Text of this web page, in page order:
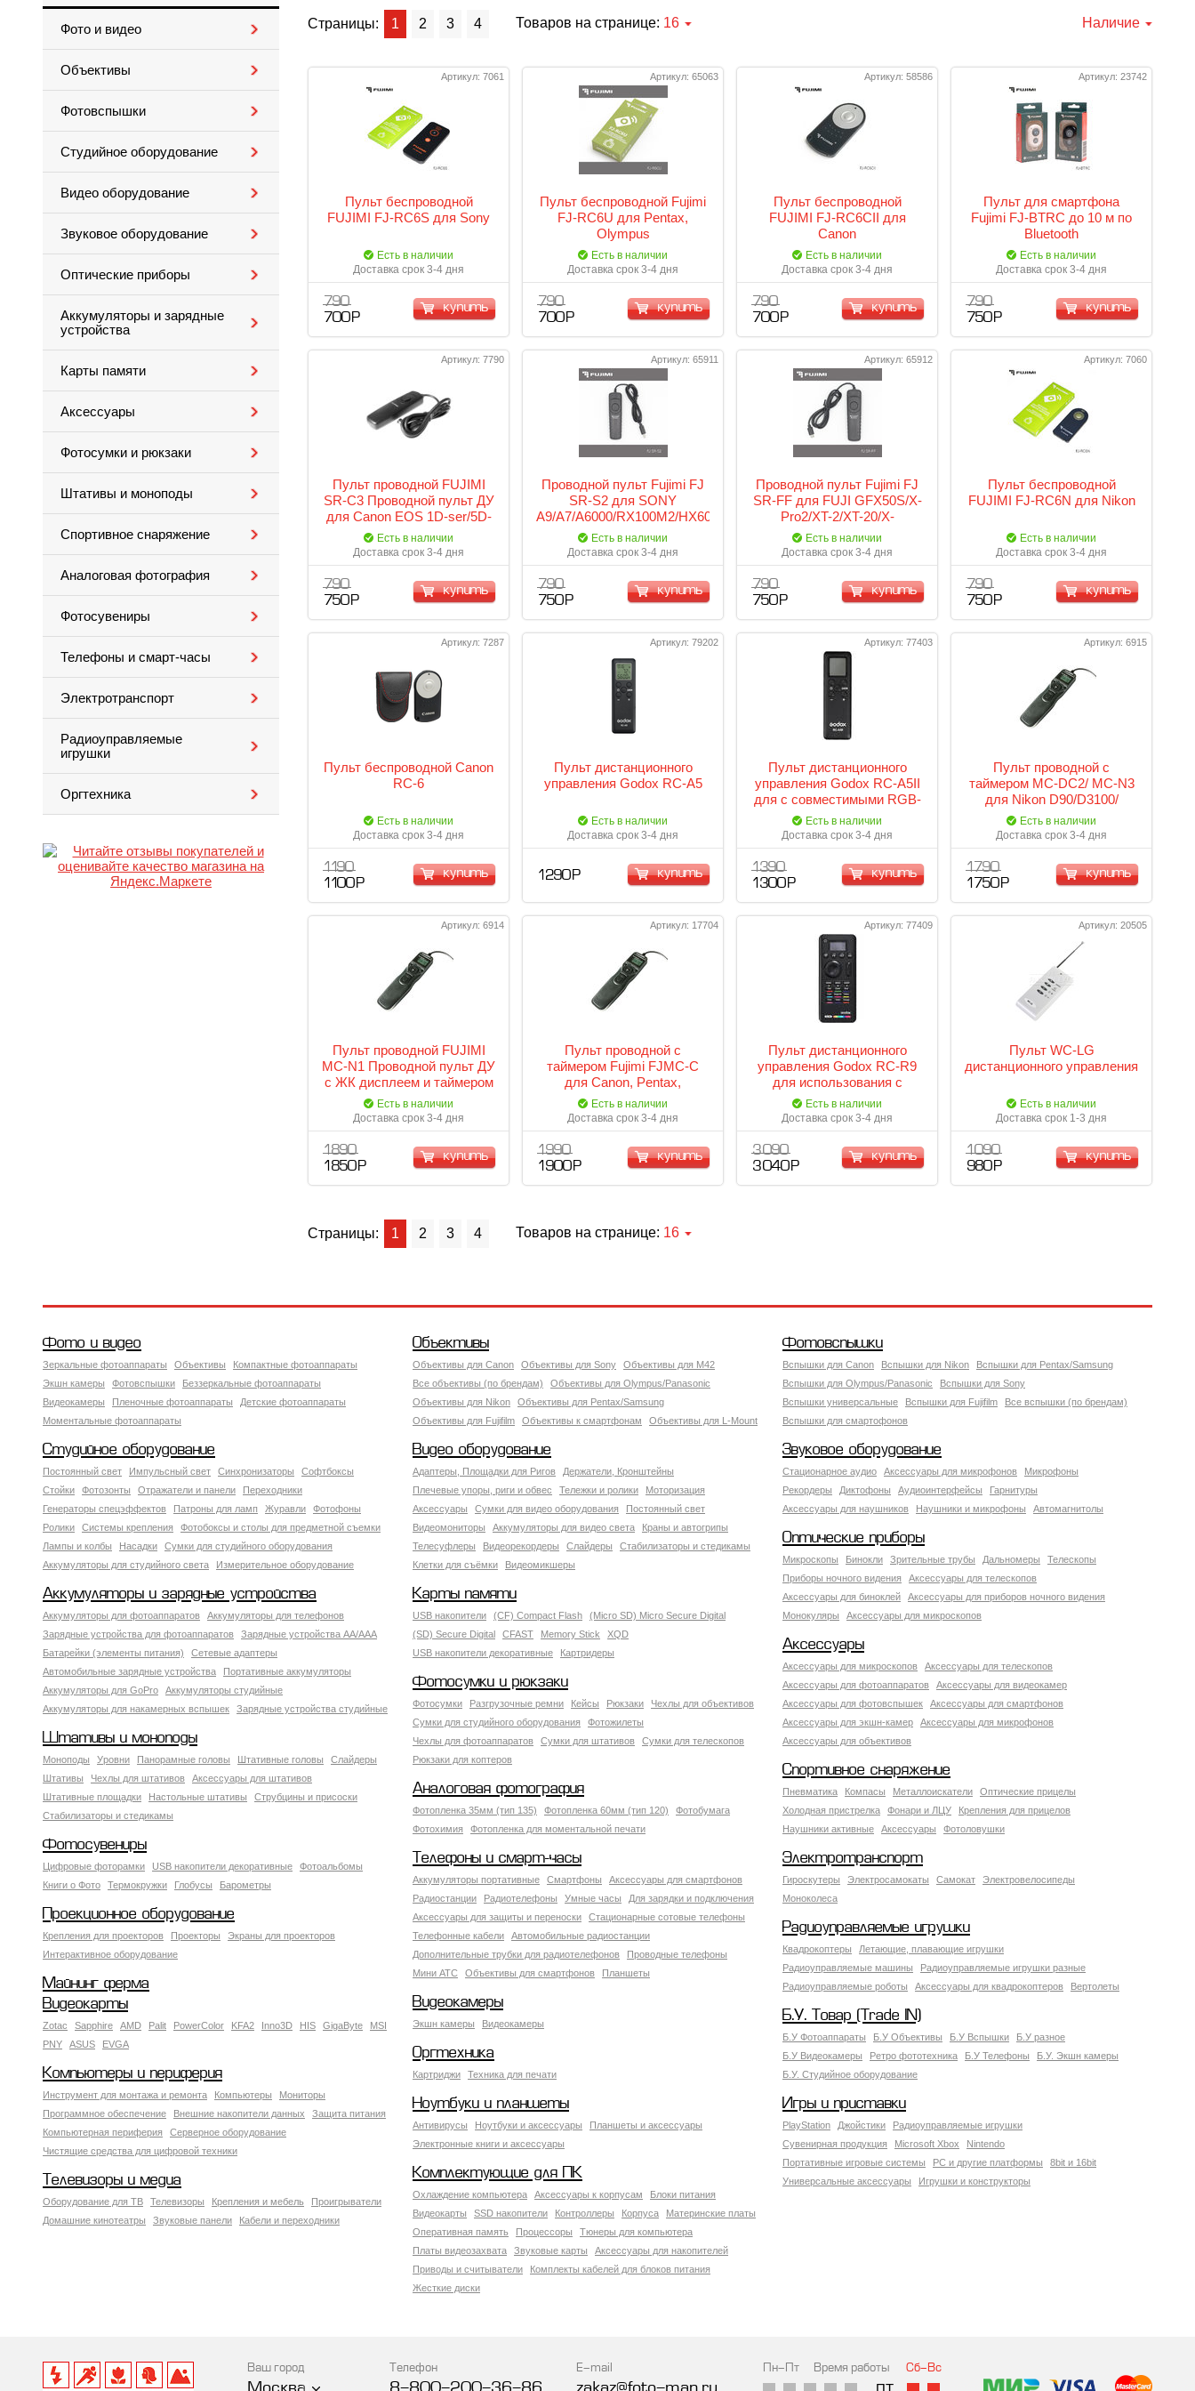
Фото и видео
Объективы
Фотовспышки
Студийное оборудование
Видео оборудование
Звуковое оборудование
Оптические приборы
Аккумуляторы и зарядные
устройства
Карты памяти
Аксессуары
Фотосумки и рюкзаки
Штативы и моноподы
Спортивное снаряжение
Аналоговая фотография
Фотосувениры
Телефоны и смарт-часы
Электротранспорт
Радиоуправляемые
игрушки
Оргтехника
Страницы: 1 2 3 4 Товаров на странице: 16 Наличие
Артикул: 7061
Пульт беспроводной
FUJIMI FJ-RC6S для Sony
Есть в наличии
Доставка срок 3-4 дня
790
700 Р
купить
Артикул: 65063
Пульт беспроводной Fujimi
FJ-RC6U для Pentax,
Olympus
Есть в наличии
Доставка срок 3-4 дня
790
700 Р
купить
Артикул: 58586
Пульт беспроводной
FUJIMI FJ-RC6CII для
Canon
Есть в наличии
Доставка срок 3-4 дня
790
700 Р
купить
Артикул: 23742
Пульт для смартфона
Fujimi FJ-BTRC до 10 м по
Bluetooth
Есть в наличии
Доставка срок 3-4 дня
790
750 Р
купить
Артикул: 7790
Пульт проводной FUJIMI
SR-C3 Проводной пульт ДУ
для Canon EOS 1D-ser/5D-
ser
Есть в наличии
Доставка срок 3-4 дня
790
750 Р
купить
Артикул: 65911
Проводной пульт Fujimi FJ
SR-S2 для SONY
A9/A7/A6000/RX100M2/HX60
и др.
Есть в наличии
Доставка срок 3-4 дня
790
750 Р
купить
Артикул: 65912
Проводной пульт Fujimi FJ
SR-FF для FUJI GFX50S/X-
Pro2/XT-2/XT-20/X-
M1/X100F и др.
Есть в наличии
Доставка срок 3-4 дня
790
750 Р
купить
Артикул: 7060
Пульт беспроводной
FUJIMI FJ-RC6N для Nikon
Есть в наличии
Доставка срок 3-4 дня
790
750 Р
купить
Артикул: 7287
Пульт беспроводной Canon
RC-6
Есть в наличии
Доставка срок 3-4 дня
1 190
1 100 Р
купить
Артикул: 79202
Пульт дистанционного
управления Godox RC-A5
Есть в наличии
Доставка срок 3-4 дня
1 290 Р купить
Артикул: 77403
Пульт дистанционного
управления Godox RC-A5II
для с совместимыми RGB-
осветителями Godox
Есть в наличии
Доставка срок 3-4 дня
1 390
1 300 Р
купить
Артикул: 6915
Пульт проводной с
таймером MC-DC2/ MC-N3
для Nikon D90/D3100/
D5100/ D5200/ D5300/
D5500/D7000/D7100/ D7200
Есть в наличии
Доставка срок 3-4 дня
1 790
1 750 Р
купить
Артикул: 6914
Пульт проводной FUJIMI
MC-N1 Проводной пульт ДУ
с ЖК дисплеем и таймером
для Nikon D3D/800D
Есть в наличии
Доставка срок 3-4 дня
1 890
1 850 Р
купить
Артикул: 17704
Пульт проводной с
таймером Fujimi FJMC-C
для Canon, Pentax,
Samsung
Есть в наличии
Доставка срок 3-4 дня
1 990
1 900 Р
купить
Артикул: 77409
Пульт дистанционного
управления Godox RC-R9
для использования с
совместимыми RGB-
осветителями Godox
Есть в наличии
Доставка срок 3-4 дня
3 090
3 040 Р
купить
Артикул: 20505
Пульт WC-LG
дистанционного управления
Есть в наличии
Доставка срок 1-3 дня
1 090
980 Р
купить
Страницы: 1 2 3 4 Товаров на странице: 16
Фото и видео
Зеркальные фотоаппараты Объективы
Компактные фотоаппараты
Экшн камеры
Фотовспышки
Беззеркальные фотоаппараты
Видеокамеры
Пленочные фотоаппараты
Детские фотоаппараты
Моментальные фотоаппараты
Объективы
Объективы для Canon Объективы для Sony
Объективы для M42
Все объективы (по брендам)
Объективы для Olympus/Panasonic
Объективы для Nikon
Объективы для Pentax/Samsung
Объективы для Fujifilm
Объективы к смартфонам Объективы для L-Mount
Фотовспышки
Вспышки для Canon Вспышки для Nikon
Вспышки для Pentax/Samsung
Вспышки для Olympus/Panasonic
Вспышки для Sony
Вспышки универсальные
Вспышки для Fujifilm
Все вспышки (по брендам)
Вспышки для смартофонов
Студийное оборудование
Постоянный свет Импульсный свет Синхронизаторы
Софтбоксы
Стойки
Фотозонты Отражатели и панели
Переходники
Генераторы спецэффектов
Патроны для ламп Журавли
Фотофоны
Ролики
Системы крепления
Фотобоксы и столы для предметной съемки
Лампы и колбы
Насадки
Сумки для студийного оборудования
Аккумуляторы для студийного света
Измерительное оборудование
Видео оборудование
Адаптеры, Площадки для Ригов
Держатели, Кронштейны
Плечевые упоры, риги и обвес
Тележки и ролики
Моторизация
Аксессуары
Сумки для видео оборудования
Постоянный свет
Видеомониторы
Аккумуляторы для видео света
Краны и автогрипы
Телесуфлеры
Видеорекордеры Слайдеры
Стабилизаторы и стедикамы
Клетки для съёмки
Видеомикшеры
Звуковое оборудование
Стационарное аудио Аксессуары для микрофонов
Микрофоны
Рекордеры
Диктофоны Аудиоинтерфейсы
Гарнитуры
Аксессуары для наушников
Наушники и микрофоны Автомагнитолы
Оптические приборы
Микроскопы Бинокли Зрительные трубы Дальномеры
Телескопы
Приборы ночного видения
Аксессуары для телескопов
Аксессуары для биноклей
Аксессуары для приборов ночного видения
Монокуляры
Аксессуары для микроскопов
Аккумуляторы и зарядные устройства
Аккумуляторы для фотоаппаратов
Аккумуляторы для телефонов
Зарядные устройства для фотоаппаратов
Зарядные устройства AA/AAA
Батарейки (элементы питания)
Сетевые адаптеры
Автомобильные зарядные устройства
Портативные аккумуляторы
Аккумуляторы для GoPro
Аккумуляторы студийные
Аккумуляторы для накамерных вспышек
Зарядные устройства студийные
Карты памяти
USB накопители (CF) Compact Flash
(Micro SD) Micro Secure Digital
(SD) Secure Digital
CFAST Memory Stick
XQD
USB накопители декоративные
Картридеры Аксессуары
Аксессуары для микроскопов
Аксессуары для телескопов
Аксессуары для фотоаппаратов
Аксессуары для видеокамер
Аксессуары для фотовспышек
Аксессуары для смартфонов
Аксессуары для экшн-камер
Аксессуары для микрофонов
Аксессуары для объективов
Фотосумки и рюкзаки
Фотосумки Разгрузочные ремни Кейсы Рюкзаки
Чехлы для объективов
Сумки для студийного оборудования
Фотожилеты
Чехлы для фотоаппаратов
Сумки для штативов
Сумки для телескопов
Рюкзаки для коптеров
Штативы и моноподы
Моноподы Уровни Панорамные головы Штативные головы
Слайдеры
Штативы
Чехлы для штативов
Аксессуары для штативов
Штативные площадки
Настольные штативы
Струбцины и присоски
Стабилизаторы и стедикамы
Спортивное снаряжение
Пневматика Компасы Металлоискатели
Оптические прицелы
Холодная пристрелка
Фонари и ЛЦУ
Крепления для прицелов
Наушники активные
Аксессуары Фотоловушки
Аналоговая фотография
Фотопленка 35мм (тип 135) Фотопленка 60мм (тип 120)
Фотобумага
Фотохимия
Фотопленка для моментальной печати
Фотосувениры
Цифровые фоторамки USB накопители декоративные
Фотоальбомы
Книги о Фото
Термокружки Глобусы Барометры
Телефоны и смарт-часы
Аккумуляторы портативные Смартфоны
Аксессуары для смартфонов
Радиостанции
Радиотелефоны Умные часы
Для зарядки и подключения
Аксессуары для защиты и переноски
Стационарные сотовые телефоны
Телефонные кабели
Автомобильные радиостанции
Дополнительные трубки для радиотелефонов
Проводные телефоны
Мини АТС
Объективы для смартфонов Планшеты
Электротранспорт
Гироскутеры Электросамокаты Самокат
Электровелосипеды
Моноколеса
Проекционное оборудование
Крепления для проекторов Проекторы
Экраны для проекторов
Интерактивное оборудование
Радиоуправляемые игрушки
Квадрокоптеры
Летающие, плавающие игрушки
Радиоуправляемые машины
Радиоуправляемые игрушки разные
Радиоуправляемые роботы
Аксессуары для квадрокоптеров Вертолеты
Майнинг ферма
Видеокамеры
Экшн камеры Видеокамеры
Видеокарты
Zotac Sapphire AMD Palit PowerColor KFA2 Inno3D HIS GigaByte
MSI
PNY
ASUS EVGA
Б.У. Товар (Trade IN)
Б.У Фотоаппараты Б.У Объективы Б.У Вспышки
Б.У разное
Б.У Видеокамеры
Ретро фототехника Б.У Телефоны
Б.У. Экшн камеры
Б.У. Студийное оборудование
Оргтехника
Картриджи Техника для печати
Компьютеры и периферия
Инструмент для монтажа и ремонта Компьютеры
Мониторы
Программное обеспечение
Внешние накопители данных
Защита питания
Компьютерная периферия
Серверное оборудование
Чистящие средства для цифровой техники
Ноутбуки и планшеты
Антивирусы Ноутбуки и аксессуары
Планшеты и аксессуары
Электронные книги и аксессуары
Игры и приставки
PlayStation Джойстики
Радиоуправляемые игрушки
Сувенирная продукция
Microsoft Xbox
Nintendo
Портативные игровые системы
PC и другие платформы
8bit и 16bit
Универсальные аксессуары
Игрушки и конструкторы
Комплектующие для ПК
Охлаждение компьютера Аксессуары к корпусам
Блоки питания
Видеокарты
SSD накопители Контроллеры Корпуса
Материнские платы
Оперативная память
Процессоры
Тюнеры для компьютера
Платы видеозахвата
Звуковые карты
Аксессуары для накопителей
Приводы и считыватели
Комплекты кабелей для блоков питания
Жесткие диски
Телевизоры и медиа
Оборудование для ТВ Телевизоры Крепления и мебель
Проигрыватели
Домашние кинотеатры
Звуковые панели Кабели и переходники
Ваш город Телефон E-mail Пн-Пт Время работы Сб-Вс